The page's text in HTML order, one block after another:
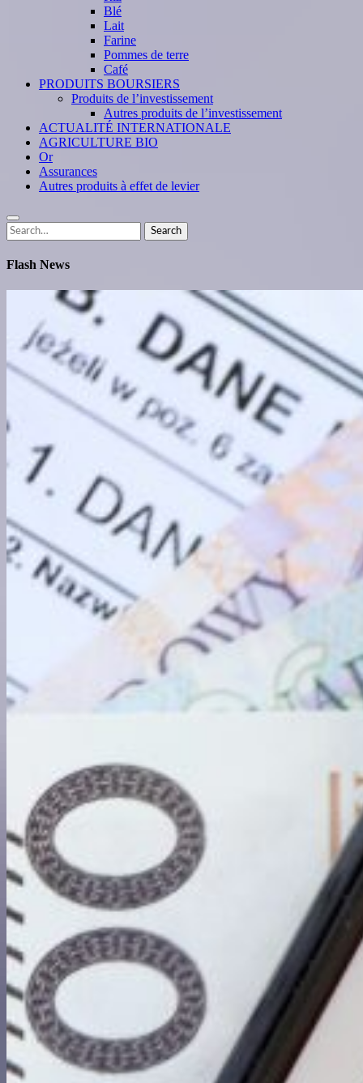
Blé
Lait
Farine
Pommes de terre
Café
PRODUITS BOURSIERS
Produits de l’investissement
Autres produits de l’investissement
ACTUALITÉ INTERNATIONALE
AGRICULTURE BIO
Or
Assurances
Autres produits à effet de levier
Search
for:
Search
Flash News